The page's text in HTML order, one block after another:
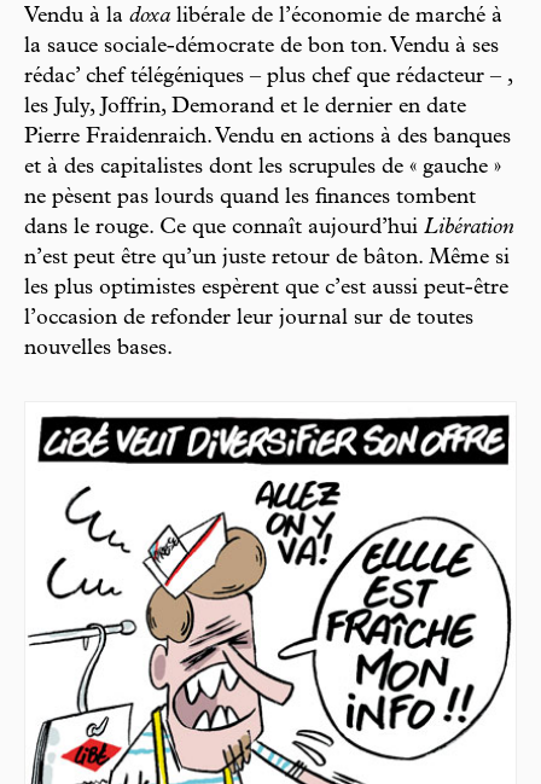
Vendu à la doxa libérale de l’économie de marché à
la sauce sociale-démocrate de bon ton. Vendu à ses
rédac’ chef télégéniques – plus chef que rédacteur – ,
les July, Joffrin, Demorand et le dernier en date
Pierre Fraidenraich. Vendu en actions à des banques
et à des capitalistes dont les scrupules de « gauche »
ne pèsent pas lourds quand les finances tombent
dans le rouge. Ce que connaît aujourd’hui Libération
n’est peut être qu’un juste retour de bâton. Même si
les plus optimistes espèrent que c’est aussi peut-être
l’occasion de refonder leur journal sur de toutes
nouvelles bases.